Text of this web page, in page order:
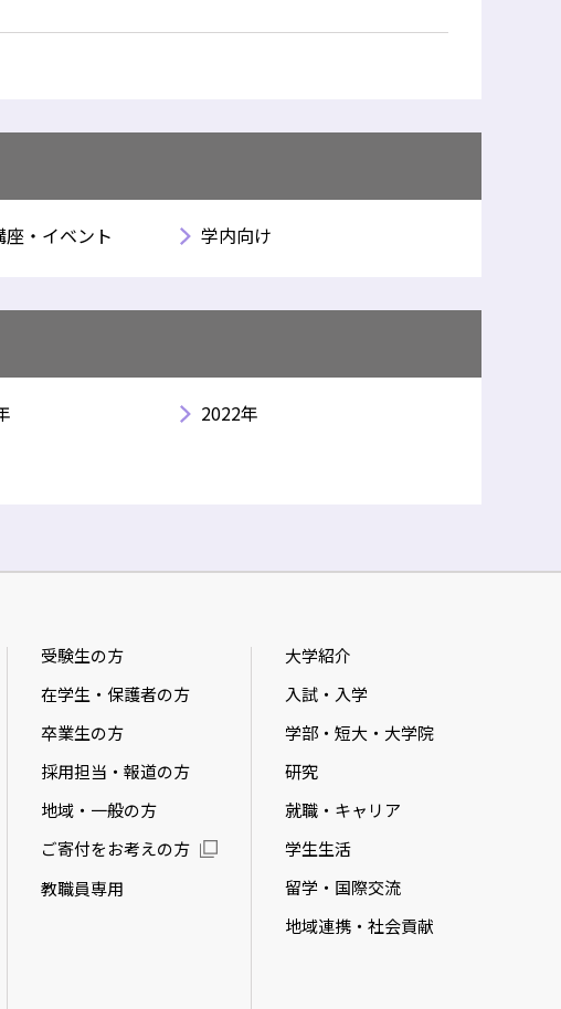
座・イベント 学内向け
2022年
受験生の方
在学生・保護者の方
卒業生の方
採用担当・報道の方
地域・一般の方
ご寄付をお考えの方
教職員専用
大学紹介
入試・入学
学部・短大・大学院
研究
就職・キャリア
学生生活
留学・国際交流
地域連携・社会貢献